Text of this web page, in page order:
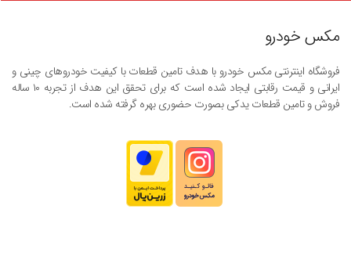
مکس خودرو
فروشگاه اینترنتی مکس خودرو با هدف تامین قطعات با کیفیت خودروهای چینی و
ایرانی و قیمت رقابتی ایجاد شده است که برای تحقق این هدف از تجربه ۱۰ ساله
فروش و تامین قطعات یدکی بصورت حضوری بهره گرفته شده است.